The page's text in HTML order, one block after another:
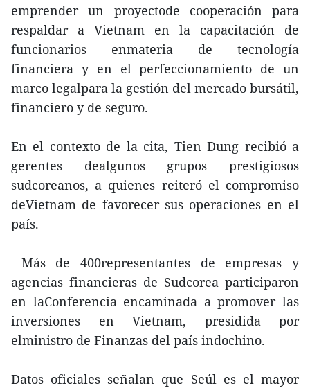
emprender un proyectode cooperación para
respaldar a Vietnam en la capacitación de
funcionarios enmateria de tecnología
financiera y en el perfeccionamiento de un
marco legalpara la gestión del mercado bursátil,
financiero y de seguro.
En el contexto de la cita, Tien Dung recibió a
gerentes dealgunos grupos prestigiosos
sudcoreanos, a quienes reiteró el compromiso
deVietnam de favorecer sus operaciones en el
país.
Más de 400representantes de empresas y
agencias financieras de Sudcorea participaron
en laConferencia encaminada a promover las
inversiones en Vietnam, presidida por
elministro de Finanzas del país indochino.
Datos oficiales señalan que Seúl es el mayor